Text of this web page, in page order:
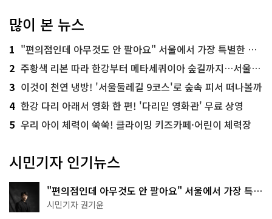
많이 본 뉴스
1 "편의점인데 아무것도 안 팔아요" 서울에서 가장 특별한 편의점의 정체
2 주황색 리본 따라 한강부터 메타세쿼이아 숲길까지…서울둘레길 15코스
3 이것이 천연 냉방! '서울둘레길 9코스'로 숲속 피서 떠나볼까
4 한강 다리 아래서 영화 한 편! '다리밑 영화관' 무료 상영
5 우리 아이 체력이 쑥쑥! 클라이밍 키즈카페·어린이 체력장
시민기자 인기뉴스
"편의점인데 아무것도 안 팔아요" 서울에서 가장 특별
한 편의점의 정체
시민기자 권기윤